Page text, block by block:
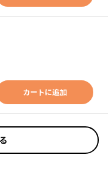
カートに追加